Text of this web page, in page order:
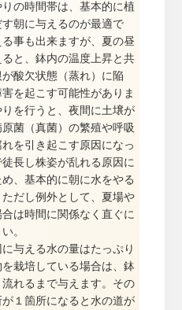
の時間帯は、基本的に植
朝に与えるのが最適で
事も出来ますが、夏の昼
と、鉢内の温度上昇と共
酸欠状態（蒸れ）に陥
を起こす可能性がありま
を行うと、夜間に土壌が
菌（真菌）の繁殖や呼吸
を引き起こす原因になっ
長し株姿が乱れる原因に
、基本的に朝に水をやる
だし例外として、夏場や
は時間に関係なく直ぐに
。
与える水の量はたっぷり
栽培している場合は、鉢
れるまで与えます。その
１箇所になると水の道が